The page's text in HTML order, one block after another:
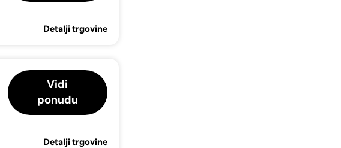
Detalji trgovine
Vidi
ponudu
Detalji trgovine